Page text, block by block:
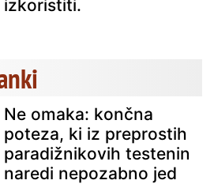
izkoristiti.
Ne omaka: končna
poteza, ki iz preprostih
paradižnikovih testenin
naredi nepozabno jed